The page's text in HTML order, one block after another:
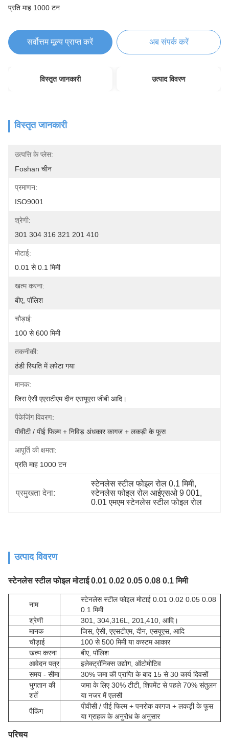
प्रति माह 1000 टन
सर्वोत्तम मूल्य प्राप्त करें अब संपर्क करें
विस्तृत जानकारी उत्पाद विवरण
विस्तृत जानकारी
उत्पत्ति के प्लेस:
Foshan चीन
प्रमाणन:
ISO9001
श्रेणी:
301 304 316 321 201 410
मोटाई:
0.01 से 0.1 मिमी
खत्म करना:
बीए, पॉलिश
चौड़ाई:
100 से 600 मिमी
तकनीकी:
ठंडी स्थिति में लपेटा गया
मानक:
जिस ऐसी एएसटीएम दीन एसयूएस जीबी आदि।
पैकेजिंग विवरण:
पीवीटी / पीई फिल्म + निविड़ अंधकार कागज + लकड़ी के फूस
आपूर्ति की क्षमता:
प्रति माह 1000 टन
प्रमुखता देना:
स्टेनलेस स्टील फोइल रोल 0.1 मिमी,
स्टेनलेस फोइल रोल आईएसओ 9 001,
0.01 एमएम स्टेनलेस स्टील फोइल रोल
उत्पाद विवरण
स्टेनलेस स्टील फोइल मोटाई 0.01 0.02 0.05 0.08 0.1 मिमी
नाम
स्टेनलेस स्टील फोइल मोटाई 0.01 0.02 0.05 0.08
0.1 मिमी
श्रेणी
301, 304,316L, 201,410, आदि।
मानक
जिस, ऐसी, एएसटीएम, दीन, एसयूएस, आदि
चौड़ाई
100 से 500 मिमी या कस्टम आकार
खत्म करना
बीए, पॉलिश
आवेदन पत्र
इलेक्ट्रॉनिक्स उद्योग, ऑटोमोटिव
समय - सीमा
30% जमा की प्राप्ति के बाद 15 से 30 कार्य दिवसों
भुगतान की
शर्तें
जमा के लिए 30% टीटी, शिपमेंट से पहले 70% संतुलन
या नजर में एलसी
पैकिंग
पीवीसी / पीई फिल्म + पनरोक कागज + लकड़ी के फूस
या ग्राहक के अनुरोध के अनुसार
परिचय